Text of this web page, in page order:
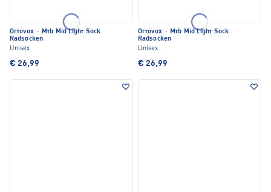
Ortovox · Mtb Mid Light Sock
Radsocken
Unisex
€ 26,99
Ortovox · Mtb Mid Light Sock
Radsocken
Unisex
€ 26,99